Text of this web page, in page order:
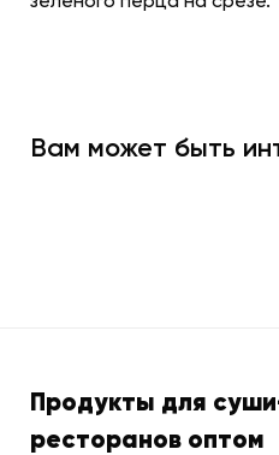
Вам может быть
Продукты для
ресторанов оптом